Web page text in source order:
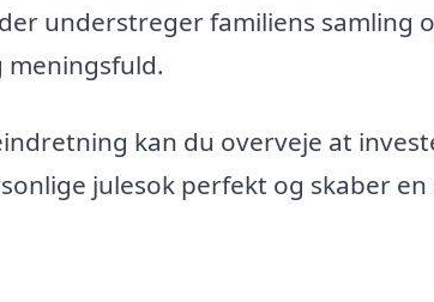
understreger familiens samling
meningsfuld.
kan du overveje at
julesok perfekt og skaber